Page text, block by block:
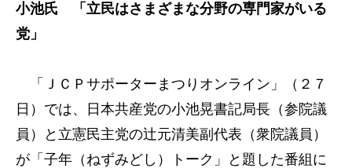
小池氏 「立民はさまざまな分野の専門家がいる
党」
「ＪＣＰサポーターまつりオンライン」（２７
日）では、日本共産党の小池晃書記局長（参院議
員）と立憲民主党の辻元清美副代表（衆院議員）
が「子年（ねずみどし）トーク」と題した番組に